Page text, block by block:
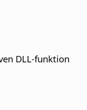
DLL-funktion